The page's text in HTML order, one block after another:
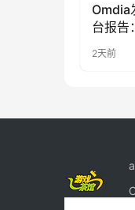
Omdia
台报告
2天前